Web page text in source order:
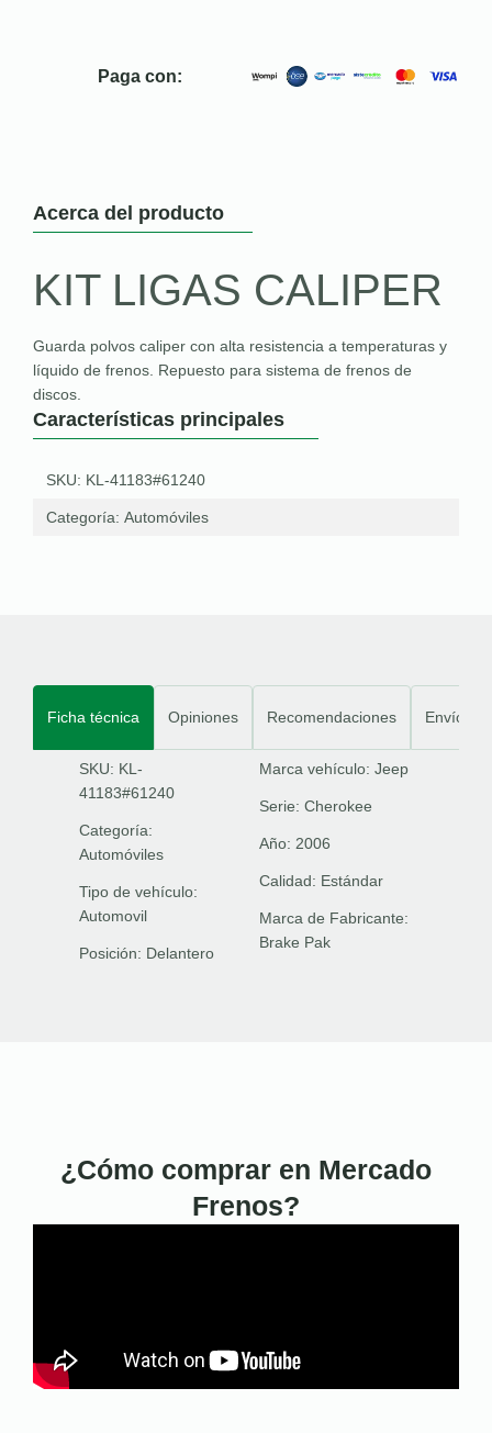
Paga con:
Acerca del producto
KIT LIGAS CALIPER
Guarda polvos caliper con alta resistencia a temperaturas y
líquido de frenos. Repuesto para sistema de frenos de
discos.
Características principales
SKU: KL-41183#61240
Categoría: Automóviles
Ficha técnica Opiniones Recomendaciones Envíos
SKU: KL-
41183#61240
Categoría:
Automóviles
Tipo de vehículo:
Automovil
Posición: Delantero
Marca vehículo: Jeep
Serie: Cherokee
Año: 2006
Calidad: Estándar
Marca de Fabricante:
Brake Pak
¿Cómo comprar en Mercado
Frenos?